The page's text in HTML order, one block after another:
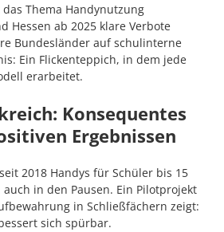
Thema Handynutzung
Hessen ab 2025 klare Verbote
Bundesländer auf schulinterne
Ein Flickenteppich, in dem jede
erarbeitet.
Konsequentes
Ergebnissen
2018 Handys für Schüler bis 15
auch in den Pausen. Ein Pilotprojekt
in Schließfächern zeigt:
sich spürbar.